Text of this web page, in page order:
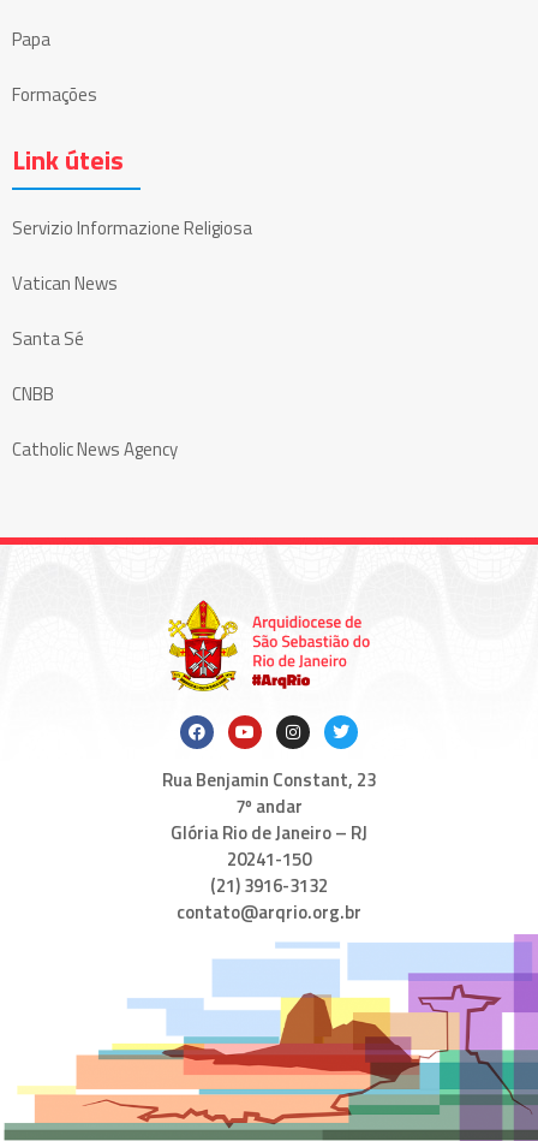
Papa
Formações
Link úteis
Servizio Informazione Religiosa
Vatican News
Santa Sé
CNBB
Catholic News Agency
Rua Benjamin Constant, 23
7º andar
Glória Rio de Janeiro – RJ
20241-150
(21) 3916-3132
contato@arqrio.org.br